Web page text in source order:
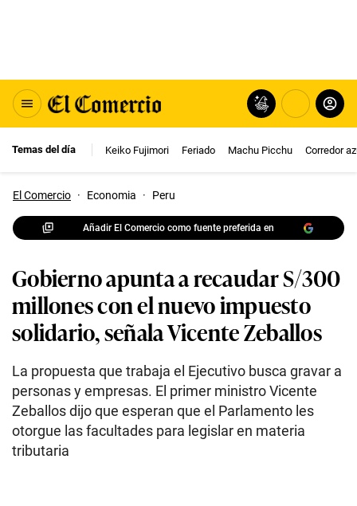
Temas del día Keiko Fujimori Feriado Machu Picchu Corredor
El Comercio · Economia · Peru
Añadir El Comercio como fuente preferida en
Gobierno apunta a recaudar S/300
millones con el nuevo impuesto
solidario, señala Vicente Zeballos
La propuesta que trabaja el Ejecutivo busca gravar a
personas y empresas. El primer ministro Vicente
Zeballos dijo que esperan que el Parlamento les
otorgue las facultades para legislar en materia
tributaria